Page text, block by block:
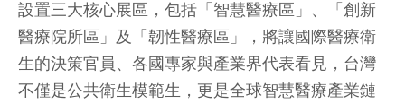
設置三大核心展區，包括「智慧醫療區」、「創新
醫療院所區」及「韌性醫療區」，將讓國際醫療衛
生的決策官員、各國專家與產業界代表看見，台灣
不僅是公共衛生模範生，更是全球智慧醫療產業鏈